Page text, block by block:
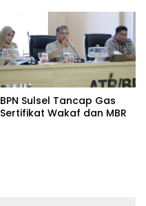
BPN Sulsel Tancap Gas
Sertifikat Wakaf dan MBR